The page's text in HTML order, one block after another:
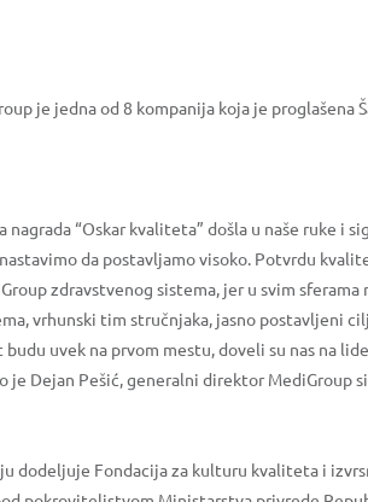
je jedna od 8 kompanija koja je proglašena
nagrada “Oskar kvaliteta” došla u naše ruke i
da postavljamo visoko. Potvrdu
zdravstvenog sistema, jer u svim sferama
vrhunski tim stručnjaka, jasno postavljeni
uvek na prvom mestu, doveli su nas na
je Dejan Pešić, generalni direktor MediGroup
dodeljuje Fondacija za kulturu kvaliteta i